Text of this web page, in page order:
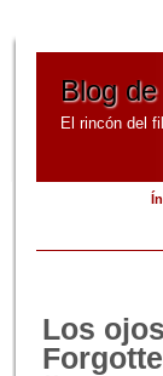
Blog
El rincón del
Los